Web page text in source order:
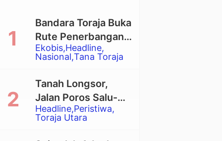
Ekobis Headline
Nasional Tana Toraja
Bandara Toraja Buka
Rute Penerbangan
Langsung Toraja-
Balikpapan
Headline Peristiwa
Toraja Utara
Tanah Longsor,
Jalan Poros Salu-
Dende’ Tertutup
Total